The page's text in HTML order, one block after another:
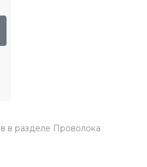
в разделе Проволока